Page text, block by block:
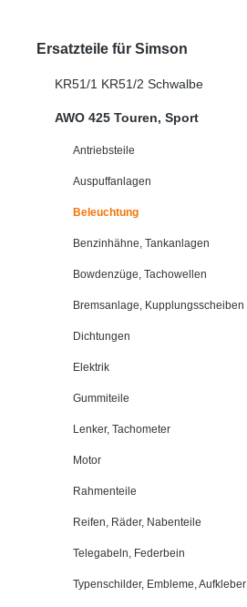
Ersatzteile für Simson
KR51/1 KR51/2 Schwalbe
AWO 425 Touren, Sport
Antriebsteile
Auspuffanlagen
Beleuchtung
Benzinhähne, Tankanlagen
Bowdenzüge, Tachowellen
Bremsanlage, Kupplungsscheiben
Dichtungen
Elektrik
Gummiteile
Lenker, Tachometer
Motor
Rahmenteile
Reifen, Räder, Nabenteile
Telegabeln, Federbein
Typenschilder, Embleme, Aufkleber